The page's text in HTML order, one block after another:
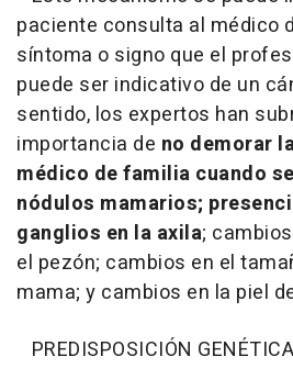
paciente consulta al médico
síntoma o signo que el
puede ser indicativo de un
sentido, los expertos han
importancia de no demorar
médico de familia cuando
nódulos mamarios;
ganglios en la axila;
el pezón; cambios en el
mama; y cambios en la piel
PREDISPOSICIÓN GENÉTICA